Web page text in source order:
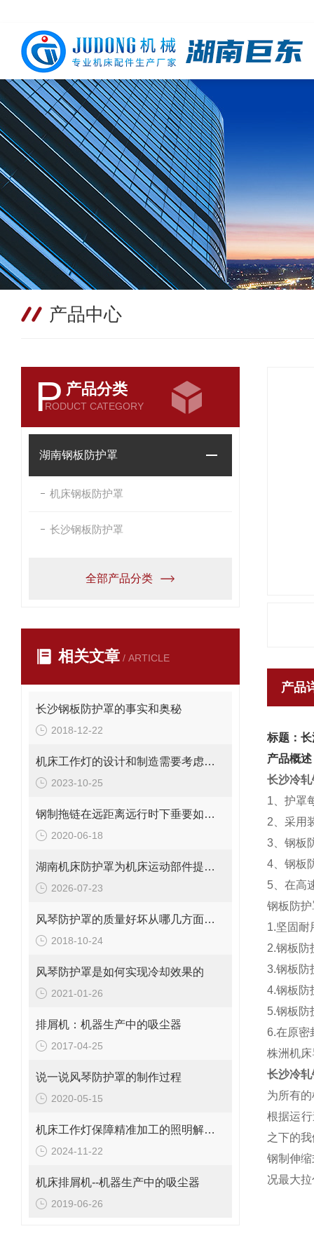
产品中心
P 产品分类
RODUCT CATEGORY
湖南钢板防护罩
机床钢板防护罩
长沙钢板防护罩
全部产品分类
相关文章 / ARTICLE
长沙钢板防护罩的事实和奥秘
2018-12-22
机床工作灯的设计和制造需要考虑哪些因素
2023-10-25
钢制拖链在远距离远行时下垂要如何解决？
2020-06-18
湖南机床防护罩为机床运动部件提供安全保护
2026-07-23
风琴防护罩的质量好坏从哪几方面区分
2018-10-24
风琴防护罩是如何实现冷却效果的
2021-01-26
排屑机：机器生产中的吸尘器
2017-04-25
说一说风琴防护罩的制作过程
2020-05-15
机床工作灯保障精准加工的照明解决方案
2024-11-22
机床排屑机--机器生产中的吸尘器
2019-06-26
产品
标题：
产品概述
长沙冷
1、护罩
2、采用
3、钢板
4、钢板
5、在高
钢板防
1.坚固耐
2.钢板防
3.钢板防
4.钢板防
5.钢板防
6.在原
株洲机
长沙冷
为所有
根据运
之下的
钢制伸
况最大